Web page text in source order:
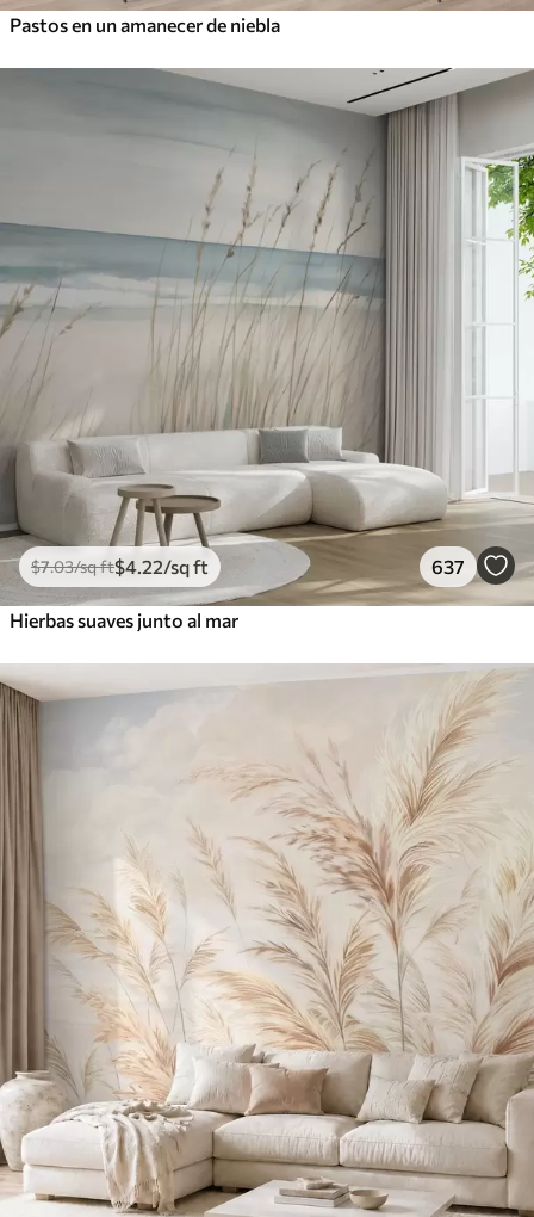
Pastos en un amanecer de niebla
$7.03/sq ft$4 .22/sq ft 637
Hierbas suaves junto al mar